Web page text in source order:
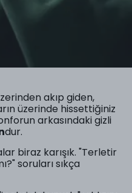
akıp giden,
üzerinde hissettiğiniz
arkasındaki gizli
dur.
biraz karışık. "Terletir
soruları sıkça